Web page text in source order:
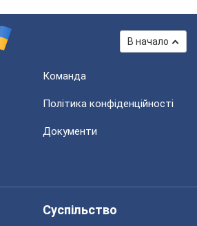
В начало
Команда
Політика конфіденційності
Документи
Суспільство